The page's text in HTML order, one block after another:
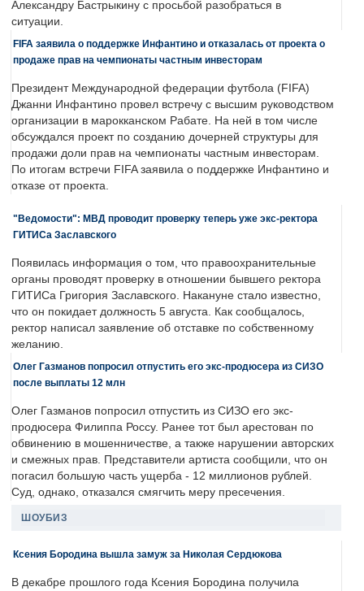
Александру Бастрыкину с просьбой разобраться в
ситуации.
FIFA заявила о поддержке Инфантино и отказалась от проекта о
продаже прав на чемпионаты частным инвесторам
Президент Международной федерации футбола (FIFA)
Джанни Инфантино провел встречу с высшим руководством
организации в марокканском Рабате. На ней в том числе
обсуждался проект по созданию дочерней структуры для
продажи доли прав на чемпионаты частным инвесторам.
По итогам встречи FIFA заявила о поддержке Инфантино и
отказе от проекта.
"Ведомости": МВД проводит проверку теперь уже экс-ректора
ГИТИСа Заславского
Появилась информация о том, что правоохранительные
органы проводят проверку в отношении бывшего ректора
ГИТИСа Григория Заславского. Накануне стало известно,
что он покидает должность 5 августа. Как сообщалось,
ректор написал заявление об отставке по собственному
желанию.
Олег Газманов попросил отпустить его экс-продюсера из СИЗО
после выплаты 12 млн
Олег Газманов попросил отпустить из СИЗО его экс-
продюсера Филиппа Россу. Ранее тот был арестован по
обвинению в мошенничестве, а также нарушении авторских
и смежных прав. Представители артиста сообщили, что он
погасил большую часть ущерба - 12 миллионов рублей.
Суд, однако, отказался смягчить меру пресечения.
ШОУБИЗ
Ксения Бородина вышла замуж за Николая Сердюкова
В декабре прошлого года Ксения Бородина получила